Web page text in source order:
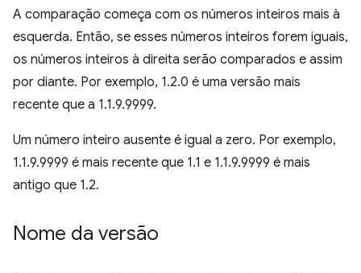
A comparação começa com os números inteiros mais à
esquerda. Então, se esses números inteiros forem iguais,
os números inteiros à direita serão comparados e assim
por diante. Por exemplo, 1.2.0 é uma versão mais
recente que a 1.1.9.9999.
Um número inteiro ausente é igual a zero. Por exemplo,
1.1.9.9999 é mais recente que 1.1 e 1.1.9.9999 é mais
antigo que 1.2.
Nome da versão